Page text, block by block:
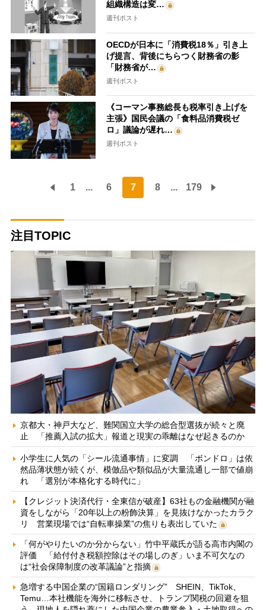
組織構造は変…
週刊ポスト
OECDが日本に「消費税18％」引き上
げ提言、背後にちらつく財務省の影
「財務省が…
週刊ポスト
《コーマン事務総長も税率引き上げを
主張》国民会議の「食料品消費税ゼ
ロ」議論が遅れ…
週刊ポスト
1 ... 6 7 8 ... 179
注目TOPIC
京都大・神戸大など、難関国立大学の総合型選抜が続々と廃
止 「推薦入試の拡大」報道と現実の乖離はなぜ起きるのか
小学生に人気の「シール流通事情」に変調 「ボンドロ」は依
然品薄状態が続くが、模倣品や類似品が大量流通し一部で値崩
れ 「選別が本格化する時代に」
【クレジット決済代行・全東信が破産】63社もの金融機関が融
資をしながら「20年以上の粉飾決算」を見抜けなかったカラク
リ 営業現場では“自転車操業”の焦りも表出していた
「何がやりたいのか分からない」竹中平蔵氏が語る高市内閣の
評価 「給付付き税額控除はその場しのぎ」いま不可欠なの
は“社会保障制度の改革議論”と指摘
急増する中国企業の“国籍ロンダリング” SHEIN、TikTok、
Temu…本社機能を海外に移転させ、トランプ関税の回避を狙